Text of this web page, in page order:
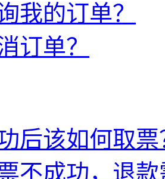
我的订单？
订单？
后该如何取票
不成功，退